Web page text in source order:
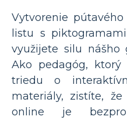
Vytvorenie
listu s
využijete silu nášho
Ako pedagóg, ktorý
triedu o
materiály, zistíte,
online je